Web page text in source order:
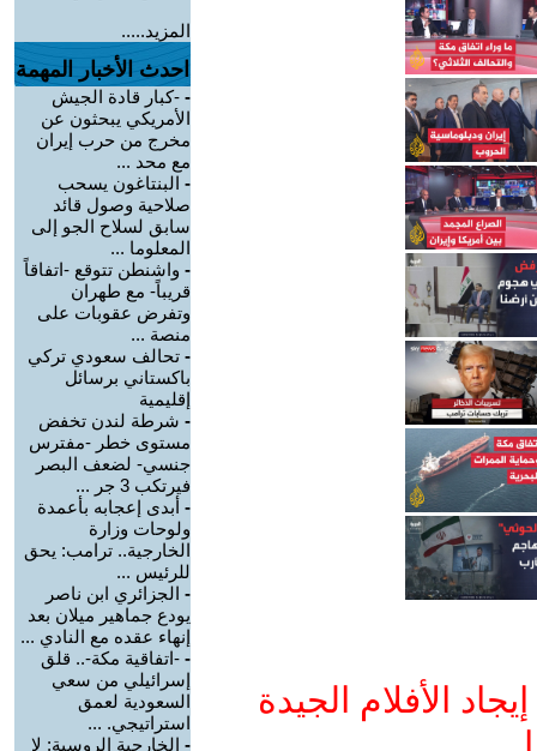
الأفلام الجيدة
المزيد.....
احدث الأخبار المهمة
- -كبار قادة الجيش
الأمريكي يبحثون عن
مخرج من حرب إيران
مع محد ...
- البنتاغون يسحب
صلاحية وصول قائد
سابق لسلاح الجو إلى
المعلوما ...
- واشنطن تتوقع -اتفاقاً
قريباً- مع طهران
وتفرض عقوبات على
منصة ...
- تحالف سعودي تركي
باكستاني برسائل
إقليمية
- شرطة لندن تخفض
مستوى خطر -مفترس
جنسي- لضعف البصر
فيرتكب 3 جر ...
- أبدى إعجابه بأعمدة
ولوحات وزارة
الخارجية.. ترامب: يحق
للرئيس ...
- الجزائري ابن ناصر
يودع جماهير ميلان بعد
إنهاء عقده مع النادي ...
- -اتفاقية مكة-.. قلق
إسرائيلي من سعي
السعودية لعمق
استراتيجي. ...
- الخارجية الروسية: لا